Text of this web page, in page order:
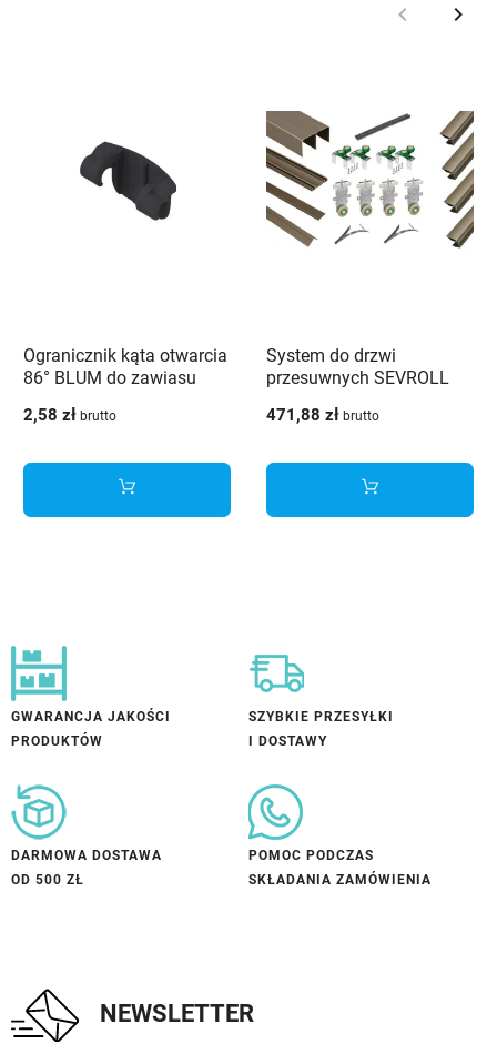
Poprzedni
keyboard_arrow_left keyboard_arrow_right
Ogranicznik kąta otwarcia
86° BLUM do zawiasu
2,58 zł brutto
System do drzwi
przesuwnych SEVROLL
brąz 1,70m 2-drzwiowy
471,88 zł brutto
GWARANCJA JAKOŚCI
PRODUKTÓW
SZYBKIE PRZESYŁKI
I DOSTAWY
DARMOWA DOSTAWA
OD 500 ZŁ
POMOC PODCZAS
SKŁADANIA ZAMÓWIENIA
NEWSLETTER